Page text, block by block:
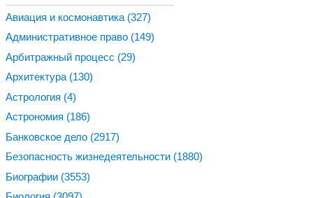
Авиация и космонавтика (327)
Административное право (149)
Арбитражный процесс (29)
Архитектура (130)
Астрология (4)
Астрономия (186)
Банковское дело (2917)
Безопасность жизнедеятельности (1880)
Биографии (3553)